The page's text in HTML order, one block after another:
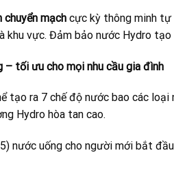
chuyển mạch cực kỳ thông minh tự
khu vực. Đảm bảo nước Hydro
– tối ưu cho mọi nhu cầu gia đình
tạo ra 7 chế độ nước bao các
Hydro hòa tan cao.
nước uống cho người mới bắt đầu